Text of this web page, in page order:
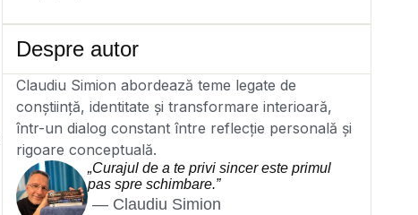
Despre autor
Claudiu Simion abordează teme legate de
conștiință, identitate și transformare interioară,
într-un dialog constant între reflecție personală și
rigoare conceptuală.
„Curajul de a te privi sincer este primul
pas spre schimbare.”
— Claudiu Simion